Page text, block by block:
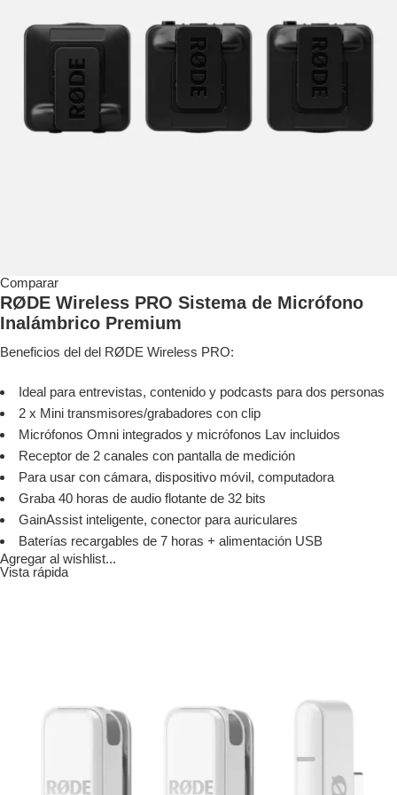
Comparar
RØDE Wireless PRO Sistema de Micrófono
Inalámbrico Premium
Beneficios del del RØDE Wireless PRO:
Ideal para entrevistas, contenido y podcasts para dos personas
2 x Mini transmisores/grabadores con clip
Micrófonos Omni integrados y micrófonos Lav incluidos
Receptor de 2 canales con pantalla de medición
Para usar con cámara, dispositivo móvil, computadora
Graba 40 horas de audio flotante de 32 bits
GainAssist inteligente, conector para auriculares
Baterías recargables de 7 horas + alimentación USB
Agregar al wishlist...
Vista rápida